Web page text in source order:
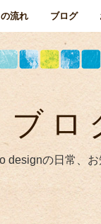
流れ ブログ
ブロ
designの日常、